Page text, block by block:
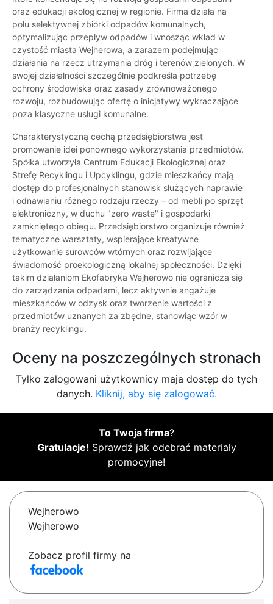
oraz edukacji ekologicznej w regionie. Firma działa na
polu selektywnej zbiórki odpadów komunalnych,
optymalizując przepływ odpadów i wnosząc wkład w
czystość miasta Wejherowa, a zarazem podejmując
działania na rzecz utrzymania dróg i terenów zielonych. W
swojej działalności szczególnie podkreśla potrzebę
ochrony środowiska oraz zasady zrównoważonego
rozwoju, rozbudowując ofertę o inicjatywy wykraczające
poza klasyczne usługi komunalne.
Charakterystyczną cechą przedsiębiorstwa jest
promowanie idei ponownego wykorzystania przedmiotów.
Spółka utworzyła Centrum Edukacji Ekologicznej oraz
Strefę Recyklingu i Upcyklingu, gdzie mieszkańcy mają
dostęp do profesjonalnych stanowisk służących naprawie
i odnawianiu różnego rodzaju rzeczy – od mebli po sprzęt
elektroniczny, w duchu "zero waste" i gospodarki
zamkniętego obiegu. Przedsiębiorstwo organizuje również
tematyczne warsztaty, wspierające kreatywne
użytkowanie surowców wtórnych oraz rozwijające
świadomość proekologiczną lokalnej społeczności. Dzięki
takim działaniom Ekofabryka Wejherowo nie ogranicza się
do zarządzania odpadami, lecz aktywnie angażuje
mieszkańców w odzysk oraz tworzenie wartości z
przedmiotów uznanych za zbędne, stanowiąc wzór w
branży recyklingu.
Oceny na poszczególnych stronach
Tylko zalogowani użytkownicy maja dostęp do tych
danych. Kliknij, aby się zalogować.
To Twoja firma?
Gratulacje! Sprawdź jak odebrać materiały
promocyjne!
Wejherowo
Wejherowo
Zobacz profil firmy na